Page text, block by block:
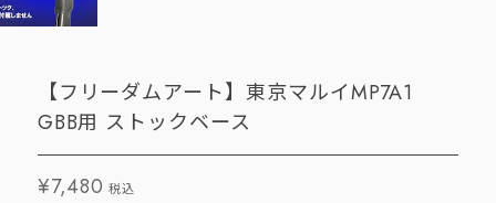
【フリーダムアート】東京マルイMP7A1
GBB用 ストックベース
¥7,480 税込